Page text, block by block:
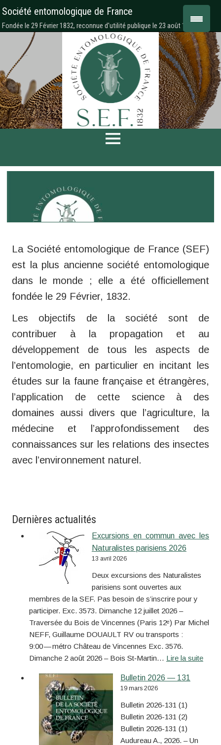
Société entomologique de France
Fondée le 29 Février 1832, reconnue d'utilité publique le 23 août 1878
La Société entomologique de France (SEF)
est la plus ancienne société entomologique
dans le monde ; elle a été officiellement
fondée le 29 Février, 1832.
Les objectifs de la société sont de
contribuer à la propagation et au
développement de tous les aspects de
l’entomologie, en particulier en incitant les
études sur la faune française et étrangères,
l’application de cette science à des
domaines aussi divers que l’agriculture, la
médecine et l’approfondissement des
connaissances sur les relations des insectes
avec l’environnement naturel.
Dernières actualités
Excursions en commun avec les
Naturalistes parisiens 2026
13 avril 2026
Deux excursions des Naturalistes
parisiens sont ouvertes aux
membres de la SEF. Pas besoin de s’inscrire pour y
participer. Exc. 3573. Dimanche 12 juillet 2026 –
Traversée du Bois de Vincennes (Paris 12ᵉ) Par Michel
NEFF, Guillaume DOUAULT RV ou transports :
9:00 — métro Château de Vincennes Exc. 3576.
Dimanche 2 août 2026 – Bois St‐Martin… Lire la suite
Bulletin 2026 — 131
19 mars 2026
Bulletin 2026-131 (1)
Bulletin 2026-131 (2)
Bulletin 2026-131 (1)
Audureau A., 2026. – Un